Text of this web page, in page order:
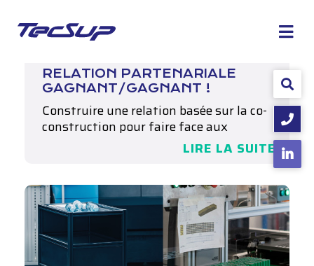
ROBOTIQUE : BATTERIES,
ALIMENTATIONS…
Robotique : batteries, alimentations…
ACTUALITÉS
RELATION PARTENARIALE
GAGNANT/GAGNANT !
Construire une relation basée sur la co-
construction pour faire face aux
LIRE LA SUITE